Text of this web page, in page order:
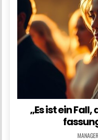
„Es ist ein
MANAGER